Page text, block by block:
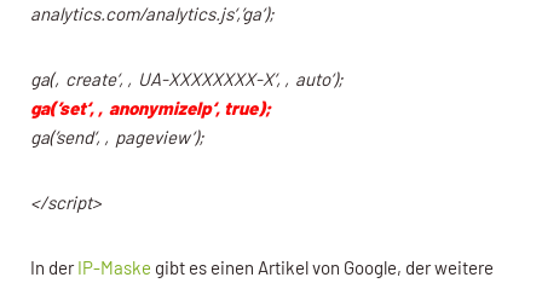
analytics.com/analytics.js‘,’ga‘);
ga(‚create‘, ‚UA-XXXXXXXX-X‘, ‚auto‘);
ga(’set‘, ‚anonymizeIp‘, true);
ga(’send‘, ‚pageview‘);
</script>
In derIP-Maske gibt es einen Artikel von Google, der weitere